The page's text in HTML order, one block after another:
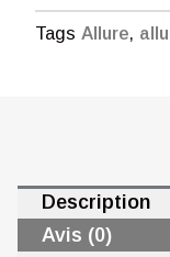
Tags Allure,
Description
Avis (0)